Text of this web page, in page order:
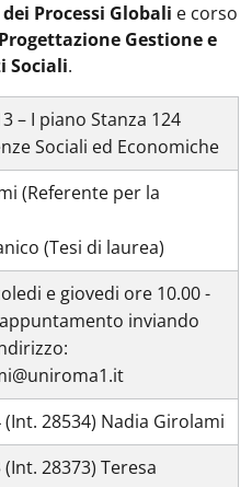
Processi Globali e corso
Progettazione Gestione e
Sociali.
– I piano Stanza 124
Sociali ed Economiche
(Referente per la
(Tesi di laurea)
e giovedi ore 10.00 -
inviando
(Int. 28534) Nadia Girolami
28373) Teresa